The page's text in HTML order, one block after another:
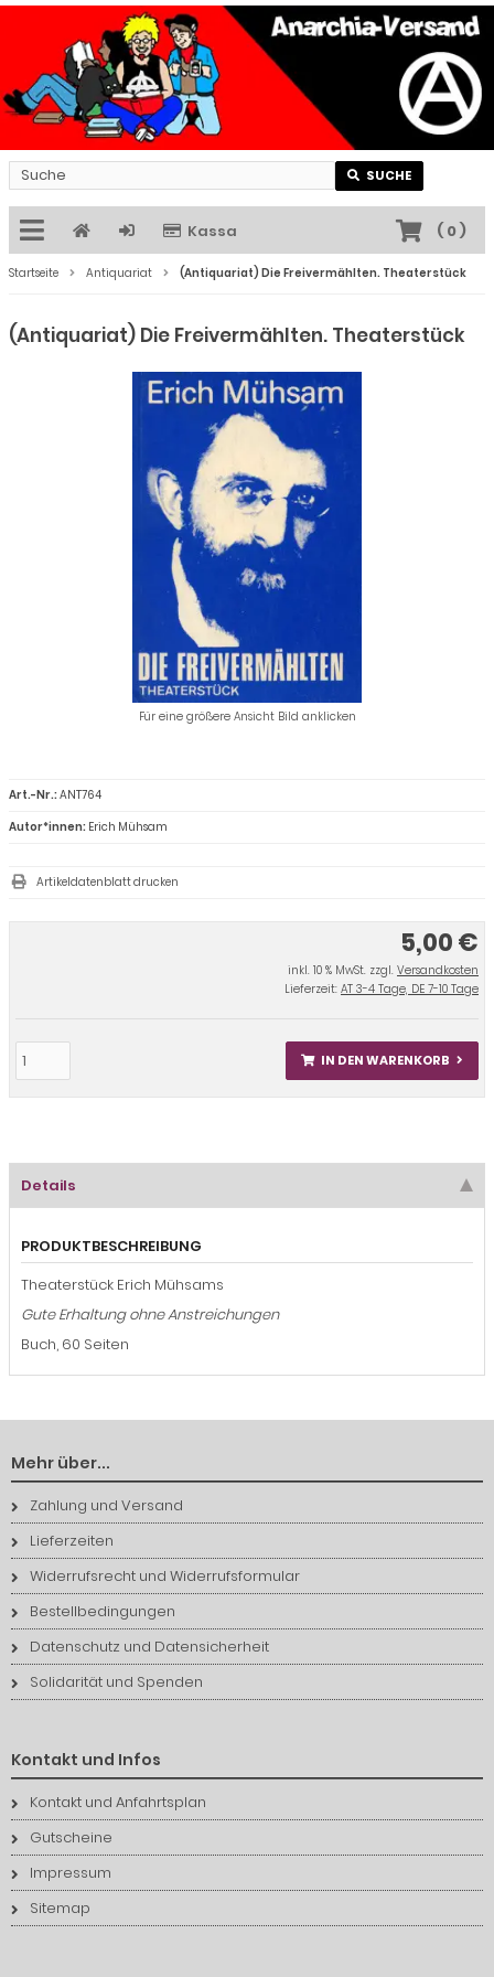
SUCHE
Kassa ( 0)
Startseite Antiquariat (Antiquariat) Die Freivermählten. Theaterstück
(Antiquariat) Die Freivermählten. Theaterstück
Für eine größere Ansicht Bild anklicken
5,00 €
inkl. 10 % MwSt. zzgl. Versandkosten
Lieferzeit: AT 3-4 Tage, DE 7-10 Tage
IN DEN WARENKORB
Art.-Nr.:ANT764
Autor*innen: Erich Mühsam
Artikeldatenblatt drucken
Details
PRODUKTBESCHREIBUNG
Theaterstück Erich Mühsams
Gute Erhaltung ohne Anstreichungen
Buch, 60 Seiten
Mehr über...
Zahlung und Versand
Lieferzeiten
Widerrufsrecht und Widerrufsformular
Bestellbedingungen
Datenschutz und Datensicherheit
Solidarität und Spenden
Kontakt und Infos
Kontakt und Anfahrtsplan
Gutscheine
Impressum
Sitemap